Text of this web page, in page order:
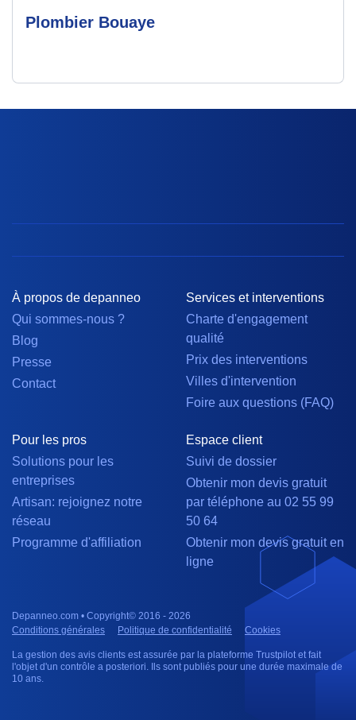
Plombier Bouaye
À propos de depanneo
Qui sommes-nous ?
Blog
Presse
Contact
Services et interventions
Charte d'engagement
qualité
Prix des interventions
Villes d'intervention
Foire aux questions (FAQ)
Pour les pros
Solutions pour les
entreprises
Artisan: rejoignez notre
réseau
Programme d'affiliation
Espace client
Suivi de dossier
Obtenir mon devis gratuit
par téléphone au 02 55 99
50 64
Obtenir mon devis gratuit en
ligne
Depanneo.com • Copyright© 2016 - 2026
Conditions générales
Politique de confidentialité Cookies
La gestion des avis clients est assurée par la plateforme Trustpilot et fait
l'objet d'un contrôle a posteriori. Ils sont publiés pour une durée maximale de
10 ans.